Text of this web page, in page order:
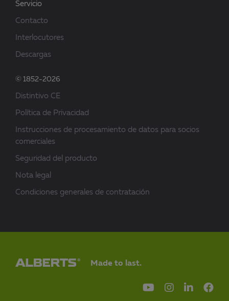
Servicio
Contacto
Interlocutores
Descargas
© 1852-2026
Distintivo CE
Política de Privacidad
Instrucciones de procesamiento de datos para socios
comerciales
Seguridad del producto
Nota legal
Condiciones generales de contratación
Made to last.